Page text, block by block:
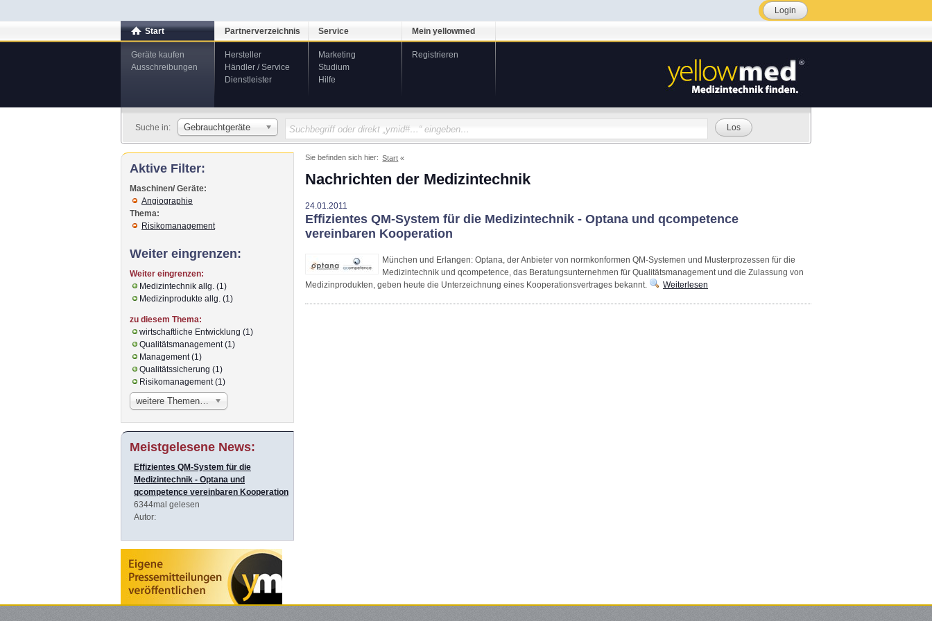
Login
Start
Geräte kaufen
Ausschreibungen
Partnerverzeichnis
Hersteller
Händler / Service
Dienstleister
Service
Marketing
Studium
Hilfe
Mein yellowmed
Registrieren
Suche in: Gebrauchtgeräte Los
Sie befinden sich hier: Start
Nachrichten der Medizintechnik
24.01.2011
Effizientes QM-System für die Medizintechnik - Optana und qcompetence
vereinbaren Kooperation
München und Erlangen: Optana, der Anbieter von normkonformen QM-Systemen und Musterprozessen für die
Medizintechnik und qcompetence, das Beratungsunternehmen für Qualitätsmanagement und die Zulassung von
Medizinprodukten, geben heute die Unterzeichnung eines Kooperationsvertrages bekannt.
Weiterlesen
Aktive Filter:
Maschinen/ Geräte:
Angiographie
Thema:
Risikomanagement
Weiter eingrenzen:
Weiter eingrenzen:
Medizintechnik allg. (1)
Medizinprodukte allg. (1)
zu diesem Thema:
wirtschaftliche Entwicklung (1)
Qualitätsmanagement (1)
Management (1)
Qualitätssicherung (1)
Risikomanagement (1)
weitere Themen…
Meistgelesene News:
Effizientes QM-System für die
Medizintechnik - Optana und
qcompetence vereinbaren Kooperation
6344mal gelesen
Autor: